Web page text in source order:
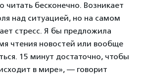
читать бесконечно. Возникает
над ситуацией, но на самом
стресс. Я бы предложила
чтения новостей или вообще
15 минут достаточно, чтобы
в мире», — говорит